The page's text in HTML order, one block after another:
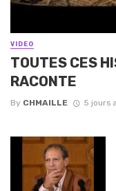
VIDEO
TOUTES CES
RACONTE
By CHMAILLE 5 jours